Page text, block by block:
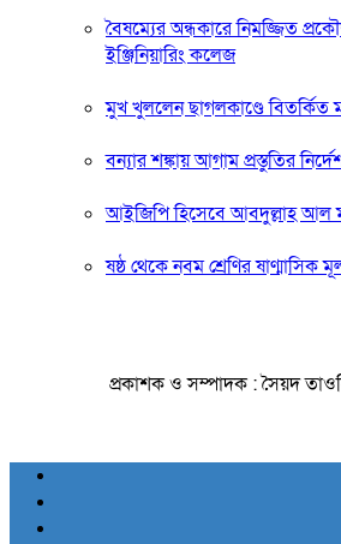
বৈষম্যের অন্ধকারে নিমজ্জিত
ইঞ্জিনিয়ারিং কলেজ
মুখ খুললেন ছাগলকাণ্ডে বিতর্কিত
বন্যার শঙ্কায় আগাম প্রস্তুতির নির্দেশ
আইজিপি হিসেবে আবদুল্লাহ আল
ষষ্ঠ থেকে নবম শ্রেণির ষাণ্মাসিক
প্রকাশক ও সম্পাদক : সৈয়দ